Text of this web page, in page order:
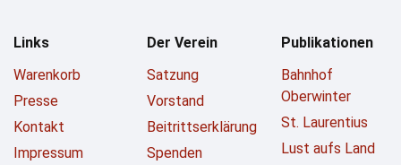
Links
Warenkorb
Presse
Kontakt
Impressum
Der Verein
Satzung
Vorstand
Beitrittserklärung
Spenden
Publikationen
Bahnhof
Oberwinter
St. Laurentius
Lust aufs Land